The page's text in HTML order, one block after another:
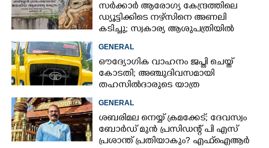
സർക്കാർ ആരോഗ്യ കേന്ദ്രത്തിലെ
ഡ്യൂട്ടിക്കിടെ നഴ്സിനെ അണലി
കടിച്ചു; സ്വകാര്യ ആശുപത്രിയിൽ
GENERAL
ഔദ്യോഗിക വാഹനം ജപ്തി ചെയ്ത്
കോടതി; അഞ്ചുദിവസമായി
തഹസിൽദാരുടെ യാത്ര
GENERAL
ശബരിമല നെയ്യ് ക്രമക്കേട്; ദേവസ്വം
ബോർഡ് മുൻ പ്രസിഡന്റ് പി എസ്
പ്രശാന്ത് പ്രതിയാകും? എഫ്ഐആർ